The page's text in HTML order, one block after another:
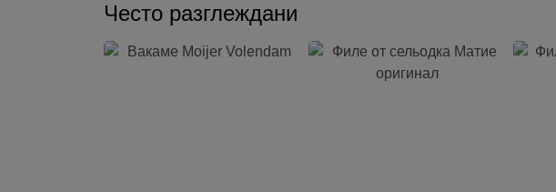
Често разглеждани